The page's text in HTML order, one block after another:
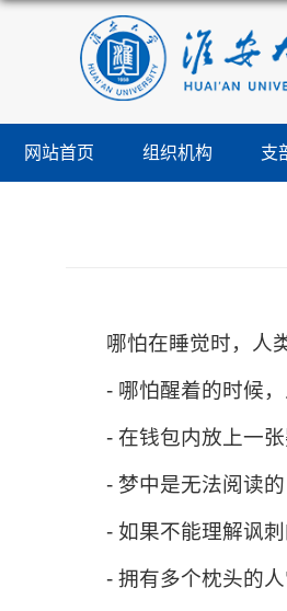
网站首页 组织机构 支
哪怕在睡觉时，人
- 哪怕醒着的时候
- 在钱包内放上一
- 梦中是无法阅读
- 如果不能理解讽
- 拥有多个枕头的